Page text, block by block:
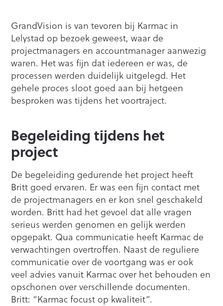
GrandVision is van tevoren bij Karmac in
Lelystad op bezoek geweest, waar de
projectmanagers en accountmanager aanwezig
waren. Het was fijn dat iedereen er was, de
processen werden duidelijk uitgelegd. Het
gehele proces sloot goed aan bij hetgeen
besproken was tijdens het voortraject.
Begeleiding tijdens het
project
De begeleiding gedurende het project heeft
Britt goed ervaren. Er was een fijn contact met
de projectmanagers en er kon snel geschakeld
worden. Britt had het gevoel dat alle vragen
serieus werden genomen en gelijk werden
opgepakt. Qua communicatie heeft Karmac de
verwachtingen overtroffen. Naast de reguliere
communicatie over de voortgang was er ook
veel advies vanuit Karmac over het behouden en
opschonen over verschillende documenten.
Britt: “Karmac focust op kwaliteit”.